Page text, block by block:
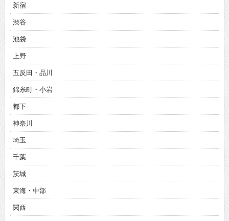
新宿
渋谷
池袋
上野
五反田・品川
錦糸町・小岩
都下
神奈川
埼玉
千葉
茨城
東海・中部
関西